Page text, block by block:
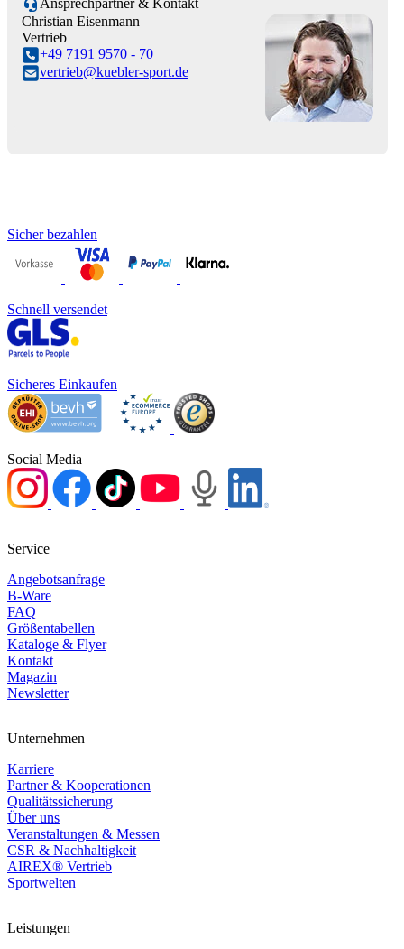
Ansprechpartner & Kontakt
Christian Eisenmann
Vertrieb
+49 7191 9570 - 70
vertrieb@kuebler-sport.de
Sicher bezahlen
Schnell versendet
Sicheres Einkaufen
Social Media
Service
Angebotsanfrage
B-Ware
FAQ
Größentabellen
Kataloge & Flyer
Kontakt
Magazin
Newsletter
Unternehmen
Karriere
Partner & Kooperationen
Qualitätssicherung
Über uns
Veranstaltungen & Messen
CSR & Nachhaltigkeit
AIREX® Vertrieb
Sportwelten
Leistungen